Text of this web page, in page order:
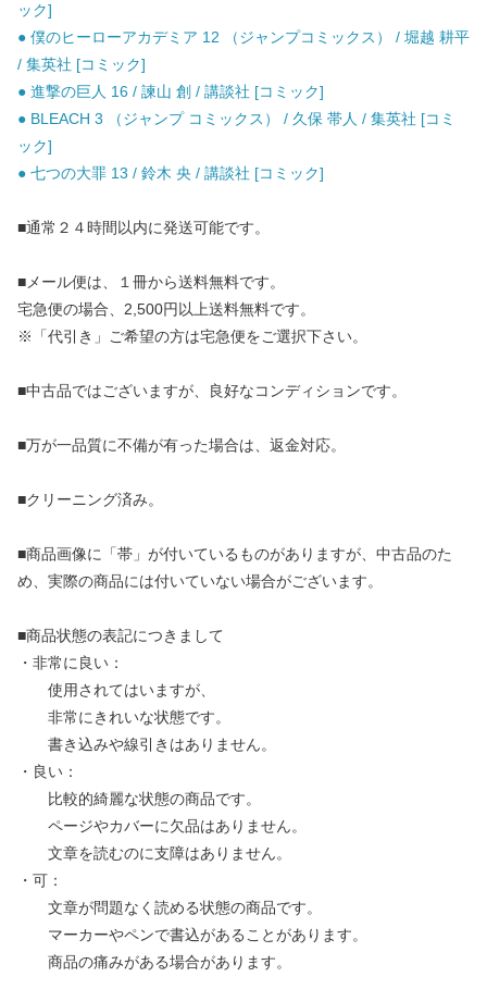
ック]
● 僕のヒーローアカデミア 12 （ジャンプコミックス） / 堀越 耕平
/ 集英社 [コミック]
● 進撃の巨人 16 / 諫山 創 / 講談社 [コミック]
● BLEACH 3 （ジャンプ コミックス） / 久保 帯人 / 集英社 [コミ
ック]
● 七つの大罪 13 / 鈴木 央 / 講談社 [コミック]
■通常２４時間以内に発送可能です。
■メール便は、１冊から送料無料です。
宅急便の場合、2,500円以上送料無料です。
※「代引き」ご希望の方は宅急便をご選択下さい。
■中古品ではございますが、良好なコンディションです。
■万が一品質に不備が有った場合は、返金対応。
■クリーニング済み。
■商品画像に「帯」が付いているものがありますが、中古品のた
め、実際の商品には付いていない場合がございます。
■商品状態の表記につきまして
・非常に良い：
使用されてはいますが、
非常にきれいな状態です。
書き込みや線引きはありません。
・良い：
比較的綺麗な状態の商品です。
ページやカバーに欠品はありません。
文章を読むのに支障はありません。
・可：
文章が問題なく読める状態の商品です。
マーカーやペンで書込があることがあります。
商品の痛みがある場合があります。